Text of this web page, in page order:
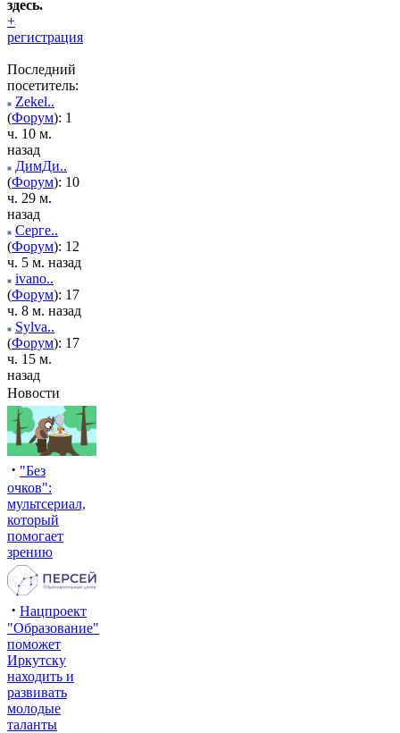
здесь.
+
регистрация
Последний
посетитель:
Zekel..
(Форум): 1
ч. 10 м.
назад
ДимДи..
(Форум): 10
ч. 29 м.
назад
Серге..
(Форум): 12
ч. 5 м. назад
ivano..
(Форум): 17
ч. 8 м. назад
Sylva..
(Форум): 17
ч. 15 м.
назад
Новости
· "Без
очков":
мультсериал,
который
помогает
зрению
· Нацпроект
"Образование"
поможет
Иркутску
находить и
развивать
молодые
таланты